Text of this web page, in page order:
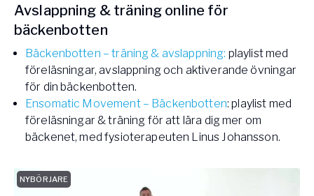
Avslappning & träning online för
bäckenbotten
Bäckenbotten – träning & avslappning: playlist med
föreläsningar, avslappning och aktiverande övningar
för din bäckenbotten.
Ensomatic Movement – Bäckenbotten: playlist med
föreläsningar & träning för att lära dig mer om
bäckenet, med fysioterapeuten Linus Johansson.
NYBÖRJARE